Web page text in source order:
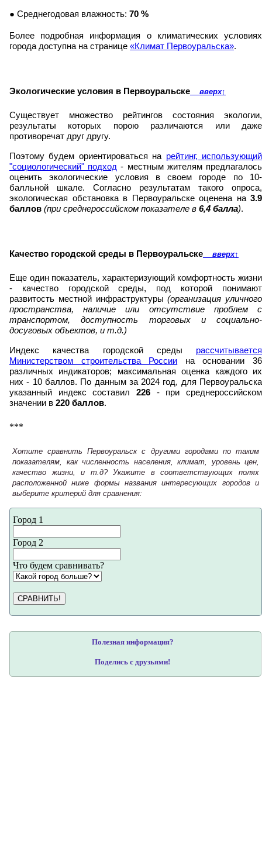
● Среднегодовая влажность: 70 %
Более подробная информация о климатических условиях
города доступна на странице «Климат Первоуральска».
Экологические условия в Первоуральске вверх↑
Существует множество рейтингов состояния экологии,
результаты которых порою различаются или даже
противоречат друг другу.
Поэтому будем ориентироваться на рейтинг, использующий
"социологический" подход - местным жителям предлагалось
оценить экологические условия в своем городе по 10-
балльной шкале. Согласно результатам такого опроса,
экологическая обстановка в Первоуральске оценена на 3.9
баллов (при среднероссийском показателе в 6,4 балла).
Качество городской среды в Первоуральске вверх↑
Еще один показатель, характеризующий комфортность жизни
- качество городской среды, под которой понимают
развитость местной инфраструктуры(организация уличного
пространства, наличие или отсутствие проблем с
транспортом, доступность торговых и социально-
досуговых объектов, и т.д.)
Индекс качества городской среды рассчитывается
Министерством строительства России на основании 36
различных индикаторов; максимальная оценка каждого их
них - 10 баллов. По данным за 2024 год, для Первоуральска
указанный индекс составил 226 - при среднероссийском
значении в 220 баллов.
***
Хотите сравнить Первоуральск с другими городами по таким
показателям, как численность населения, климат, уровень цен,
качество жизни, и т.д? Укажите в соответствующих полях
расположенной ниже формы названия интересующих городов и
выберите критерий для сравнения:
Город 1
Город 2
Что будем сравнивать?
СРАВНИТЬ!
Полезная информация?
Поделись с друзьями!